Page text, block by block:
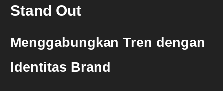
Stand Out
Menggabungkan Tren dengan
Identitas Brand